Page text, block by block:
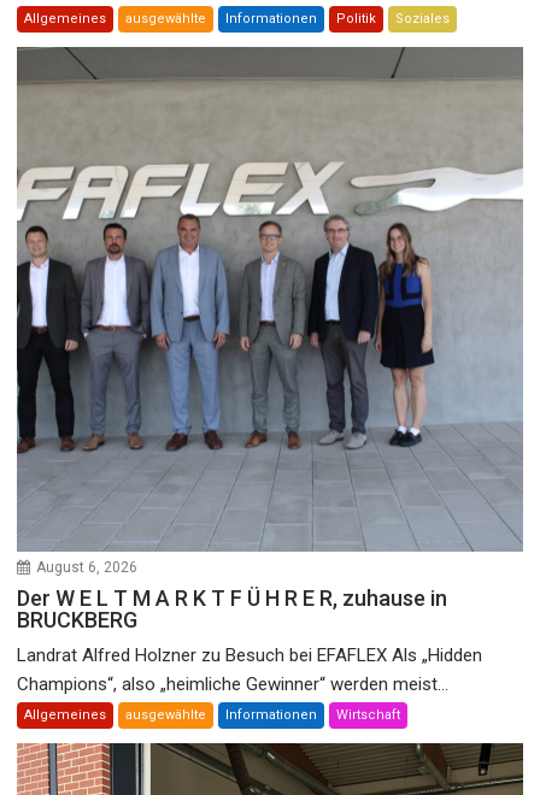
Allgemeines ausgewählte Informationen Politik Soziales
August 6, 2026
Der W E L T M A R K T F Ü H R E R, zuhause in
BRUCKBERG
Landrat Alfred Holzner zu Besuch bei EFAFLEX Als „Hidden
Champions“, also „heimliche Gewinner“ werden meist...
Allgemeines ausgewählte Informationen Wirtschaft